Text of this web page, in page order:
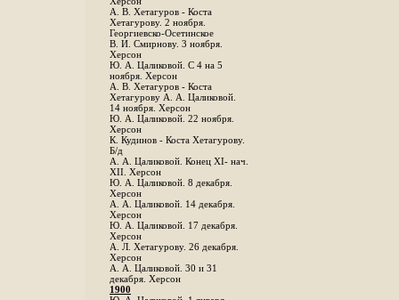
A. В. Хетагуров - Коста
Хетагурову. 2 ноября.
Георгиевско-Осетинское
B. И. Смирнову. 3 ноября.
Херсон
Ю. А. Цаликовой. С 4 на 5
ноября. Херсон
А. В. Хетагуров - Коста
Хетагурову А. А. Цаликовой.
14 ноября. Херсон
Ю. А. Цаликовой. 22 ноября.
Херсон
К. Кудинов - Коста Хетагурову.
Б/д
А. А. Цаликовой. Конец XI- нач.
XII. Херсон
Ю. А. Цаликовой. 8 декабря.
Херсон
А. А. Цаликовой. 14 декабря.
Херсон
Ю. А. Цаликовой. 17 декабря.
Херсон
А. Л. Хетагурову. 26 декабря.
Херсон
А. А. Цаликовой. 30 и 31
декабря. Херсон
1900